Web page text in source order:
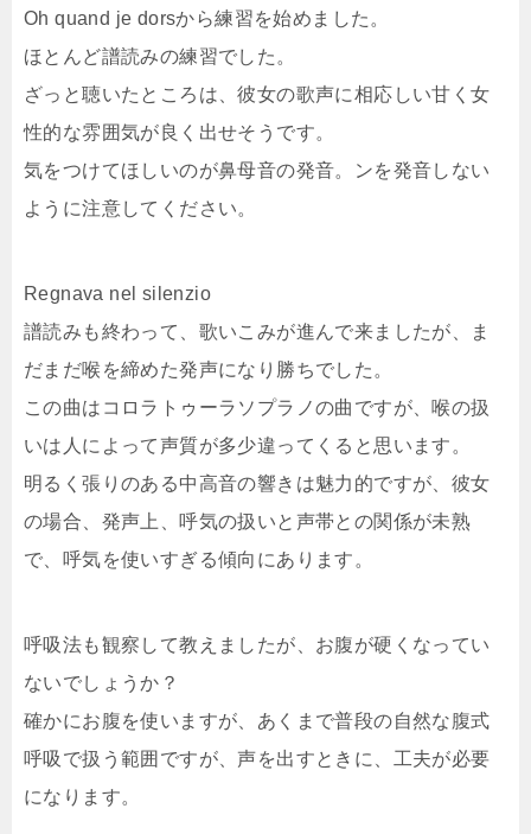
Oh quand je dorsから練習を始めました。
ほとんど譜読みの練習でした。
ざっと聴いたところは、彼女の歌声に相応しい甘く女
性的な雰囲気が良く出せそうです。
気をつけてほしいのが鼻母音の発音。ンを発音しない
ように注意してください。
Regnava nel silenzio
譜読みも終わって、歌いこみが進んで来ましたが、ま
だまだ喉を締めた発声になり勝ちでした。
この曲はコロラトゥーラソプラノの曲ですが、喉の扱
いは人によって声質が多少違ってくると思います。
明るく張りのある中高音の響きは魅力的ですが、彼女
の場合、発声上、呼気の扱いと声帯との関係が未熟
で、呼気を使いすぎる傾向にあります。
呼吸法も観察して教えましたが、お腹が硬くなってい
ないでしょうか？
確かにお腹を使いますが、あくまで普段の自然な腹式
呼吸で扱う範囲ですが、声を出すときに、工夫が必要
になります。